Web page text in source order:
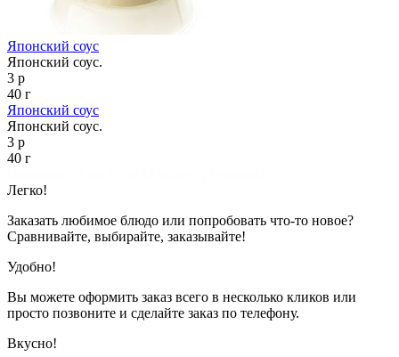
Японский соус
Японский соус.
3 р
40 г
Японский соус
Японский соус.
3 р
40 г
Легко!
Заказать любимое блюдо или попробовать что-то новое?
Сравнивайте, выбирайте, заказывайте!
Удобно!
Вы можете оформить заказ всего в несколько кликов или
просто позвоните и сделайте заказ по телефону.
Вкусно!